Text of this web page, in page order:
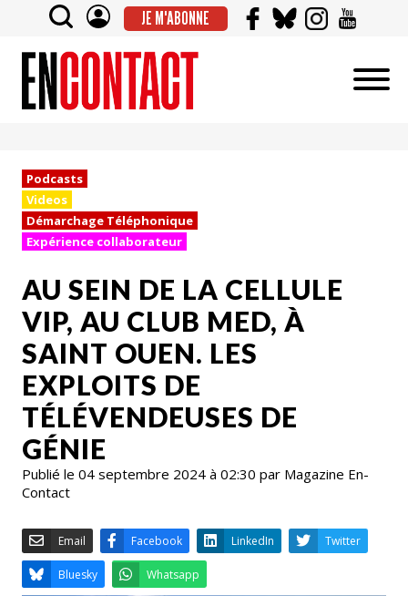
JE M'ABONNE
Podcasts
Videos
Démarchage Téléphonique
Expérience collaborateur
AU SEIN DE LA CELLULE
VIP, AU CLUB MED, À
SAINT OUEN. LES
EXPLOITS DE
TÉLÉVENDEUSES DE
GÉNIE
Publié le 04 septembre 2024 à 02:30 par Magazine En-
Contact